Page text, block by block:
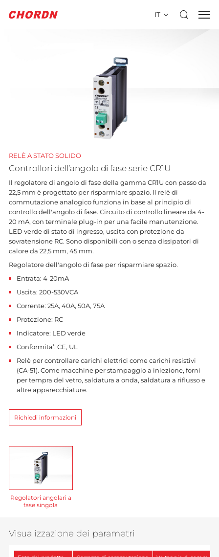
IT
RELÈ A STATO SOLIDO
Controllori dell’angolo di fase serie CR1U
Il regolatore di angolo di fase della gamma CR1U con passo da
22,5 mm è progettato per risparmiare spazio. Il relè di
commutazione analogico funziona in base al principio di
controllo dell'angolo di fase. Circuito di controllo lineare da 4-
20 mA, con terminale plug-in per una facile manutenzione.
LED verde di stato di ingresso, uscita con protezione da
sovratensione RC. Sono disponibili con o senza dissipatori di
calore da 22,5 mm, 45 mm.
Regolatore dell'angolo di fase per risparmiare spazio.
Entrata: 4-20mA
Uscita: 200-530VCA
Corrente: 25A, 40A, 50A, 75A
Protezione: RC
Indicatore: LED verde
Conformita’: CE, UL
Relè per controllare carichi elettrici come carichi resistivi
(CA-51). Come macchine per stampaggio a iniezione, forni
per tempra del vetro, saldatura a onda, saldatura a riflusso e
altre apparecchiature.
Richiedi informazioni
Regolatori angolari a
fase singola
Visualizzazione dei parametri